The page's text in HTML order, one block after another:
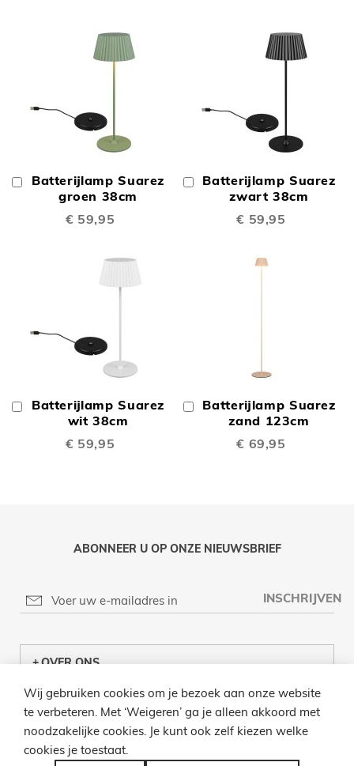
Batterijlamp Suarez
groen 38cm
€ 59,95
In
Winkelwagen
Batterijlamp Suarez
zwart 38cm
€ 59,95
In
Winkelwagen
Batterijlamp Suarez
wit 38cm
€ 59,95
In
Winkelwagen
Batterijlamp Suarez
zand 123cm
€ 69,95
In
Winkelwagen
ABONNEER U OP ONZE NIEUWSBRIEF
INSCHRIJVEN
OVER ONS
KLANTENCENTRUM
INFO
Wij gebruiken cookies om je bezoek aan onze website
te verbeteren. Met ‘Weigeren’ ga je alleen akkoord met
noodzakelijke cookies. Je kunt ook zelf kiezen welke
cookies je toestaat.